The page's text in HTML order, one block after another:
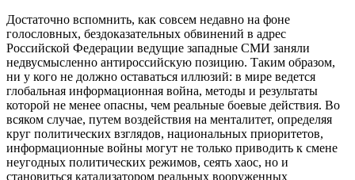
Достаточно вспомнить, как совсем недавно на фоне
голословных, бездоказательных обвинений в адрес
Российской Федерации ведущие западные СМИ заняли
недвусмысленно антироссийскую позицию. Таким образом,
ни у кого не должно оставаться иллюзий: в мире ведется
глобальная информационная война, методы и результаты
которой не менее опасны, чем реальные боевые действия. Во
всяком случае, путем воздействия на менталитет, определяя
круг политических взглядов, национальных приоритетов,
информационные войны могут не только приводить к смене
неугодных политических режимов, сеять хаос, но и
становиться катализатором реальных вооруженных